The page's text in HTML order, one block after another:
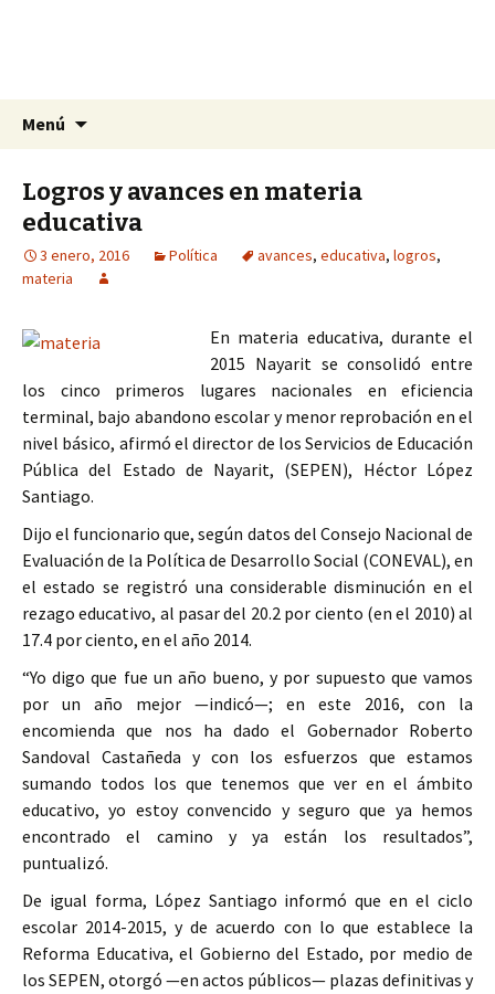
La Yunta de Tepic
La nueva opción en información
Menú
Logros y avances en materia
educativa
3 enero, 2016 Política avances, educativa, logros,
materia
En materia educativa, durante el
2015 Nayarit se consolidó entre
los cinco primeros lugares nacionales en eficiencia
terminal, bajo abandono escolar y menor reprobación en el
nivel básico, afirmó el director de los Servicios de Educación
Pública del Estado de Nayarit, (SEPEN), Héctor López
Santiago.
Dijo el funcionario que, según datos del Consejo Nacional de
Evaluación de la Política de Desarrollo Social (CONEVAL), en
el estado se registró una considerable disminución en el
rezago educativo, al pasar del 20.2 por ciento (en el 2010) al
17.4 por ciento, en el año 2014.
“Yo digo que fue un año bueno, y por supuesto que vamos
por un año mejor —indicó—; en este 2016, con la
encomienda que nos ha dado el Gobernador Roberto
Sandoval Castañeda y con los esfuerzos que estamos
sumando todos los que tenemos que ver en el ámbito
educativo, yo estoy convencido y seguro que ya hemos
encontrado el camino y ya están los resultados”,
puntualizó.
De igual forma, López Santiago informó que en el ciclo
escolar 2014-2015, y de acuerdo con lo que establece la
Reforma Educativa, el Gobierno del Estado, por medio de
los SEPEN, otorgó —en actos públicos— plazas definitivas y